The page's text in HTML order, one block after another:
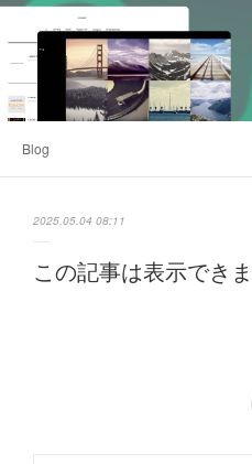
Blog
2025.05.04 08:11
この記事は表示でき